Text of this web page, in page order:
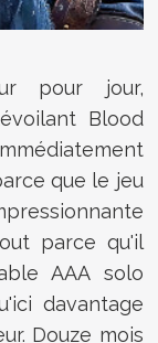
pour jour,
Blood
que le jeu
parce qu'il
AAA solo
davantage
Douze mois